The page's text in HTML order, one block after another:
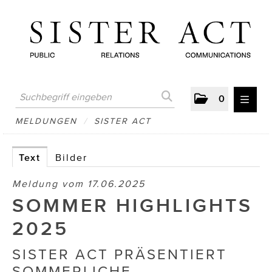
0
MELDUNGEN
AUSTRIAN PRESS DAY
ATELIER FĒ.
CUBE
MELDUNGEN / SISTER ACT
Text Bilder
Meldung vom 17.06.2025
SOMMER HIGHLIGHTS
2025
SISTER ACT PRÄSENTIERT